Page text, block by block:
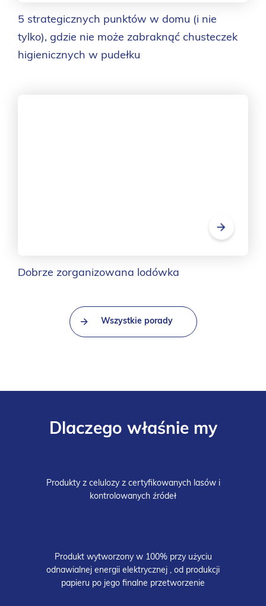
5 strategicznych punktów w domu (i nie
tylko), gdzie nie może zabraknąć chusteczek
higienicznych w pudełku
Dobrze zorganizowana lodówka
Wszystkie porady
Dlaczego właśnie my
Produkty z celulozy z certyfikowanych lasów i
kontrolowanych źródeł
Produkt wytworzony w 100% przy użyciu
odnawialnej energii elektrycznej , od produkcji
papieru po jego finalne przetworzenie